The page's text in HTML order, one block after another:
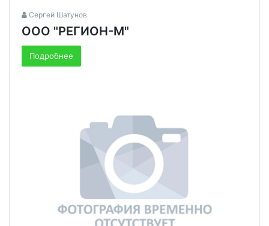
Сергей Шатунов
ООО "РЕГИОН-М"
Подробнее